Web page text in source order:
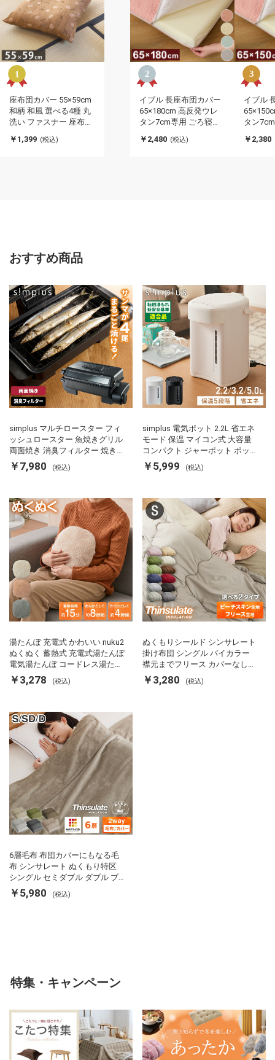
座布団カバー 55×59cm
和柄 和風 選べる4種 丸
洗い ファスナー 座布団
テリア おしゃれ 北欧 オ
￥1,399 (税込)
イブル 長座布団カバー
65×180cm 高反発ウレ
タン7cm専用 ごろ寝マ
るカバー 洗濯可能 ファ
￥2,480 (税込)
イブル
タン
るカバ
￥2,380
おすすめ商品
simplus マルチロースター フィ
ッシュロースター 魚焼きグリル
両面焼き 消臭フィルター 焼き魚
両面ヒーター タイマー付き SP-
FRS01 マットブラック シンプラ
￥7,980 (税込)
simplus 電気ポット 2.2L 省エネ
モード 保温 マイコン式 大容量
コンパクト ジャーポット ポット
カルキ抜き 空焚き防止 温度調節
軽量 SP-PD22 シンプラス
￥5,999 (税込)
湯たんぽ 充電式 かわいい nuku2
ぬくぬく 蓄熱式 充電式湯たんぽ
電気湯たんぽ コードレス湯たん
ぽ エコ 節電 節約 省エネ 充電式
エコ電気あんか EWT-2143 スリ
￥3,278 (税込)
ぬくもりシールド シンサレート
掛け布団 シングル バイカラー
襟元までフリース カバーなしで
使える 軽い 丸洗い 断熱 保温 抗
菌防臭 洗える 防ダニ 軽量 ホコ
￥3,280 (税込)
6層毛布 布団カバーにもなる毛
布 シンサレート ぬくもり特区
シングル セミダブル ダブル ブ
ランケット 掛け布団カバー フラ
ンネル 保温 蓄熱 吸湿 発熱 断熱
￥5,980 (税込)
特集・キャンペーン